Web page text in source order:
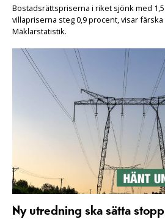
Bostadsrättspriserna i riket sjönk med
villapriserna steg 0,9 procent, visar
Mäklarstatistik.
Ny utredning ska sätta